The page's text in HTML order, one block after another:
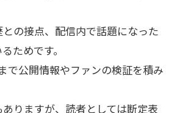
の接点、配信内で話題になった
ためです。
で公開情報やファンの検証を積み
りますが、読者としては断定表